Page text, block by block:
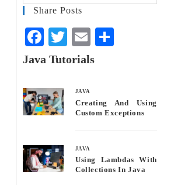
Share Posts
Fa
ce
ok
T
wi
E
m
Java Tutorials
JAVA
Creating And Using
Custom Exceptions
JAVA
Using Lambdas With
Collections In Java